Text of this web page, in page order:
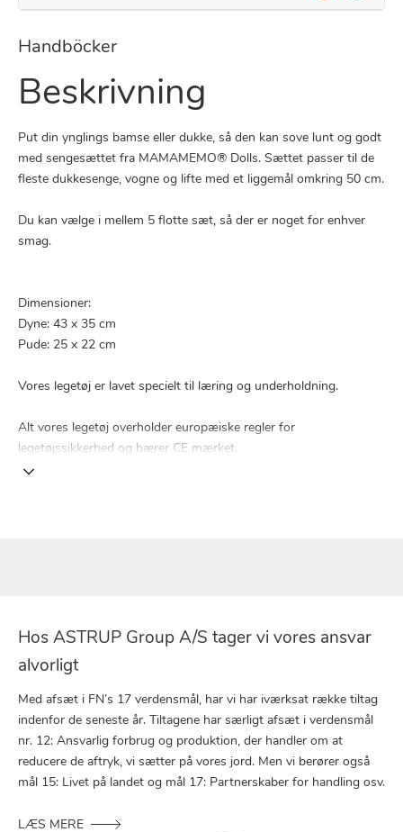
Handböcker
Beskrivning
Put din ynglings bamse eller dukke, så den kan sove lunt og godt
med sengesættet fra MAMAMEMO® Dolls. Sættet passer til de
fleste dukkesenge, vogne og lifte med et liggemål omkring 50 cm.
Du kan vælge i mellem 5 flotte sæt, så der er noget for enhver
smag.
Dimensioner:
Dyne: 43 x 35 cm
Pude: 25 x 22 cm
Vores legetøj er lavet specielt til læring og underholdning.
Alt vores legetøj overholder europæiske regler for
legetøjssikkerhed og bærer CE mærket.
Hos ASTRUP Group A/S tager vi vores ansvar
alvorligt
Med afsæt i FN’s 17 verdensmål, har vi har iværksat række tiltag
indenfor de seneste år. Tiltagene har særligt afsæt i verdensmål
nr. 12: Ansvarlig forbrug og produktion, der handler om at
reducere de aftryk, vi sætter på vores jord. Men vi berører også
mål 15: Livet på landet og mål 17: Partnerskaber for handling osv.
LÆS MERE